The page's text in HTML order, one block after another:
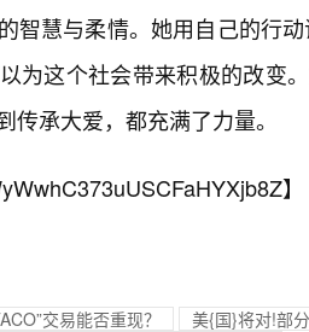
智慧与柔情。她用自己的行
为这个社会带来积极的改变
传承大爱，都充满了力量。
】
交易能否重现？
美{国}将对!部